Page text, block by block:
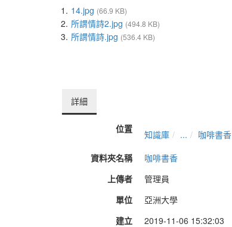
1. 14.jpg (66.9 KB)
2. 所謂情詩2.jpg (494.8 KB)
3. 所謂情詩.jpg (536.4 KB)
詳細
位置 知識庫 ...
咖啡書香
資料夾名稱
咖啡書香
上傳者
管理員
單位
亞洲大學
建立
2019-11-06 15:32:03